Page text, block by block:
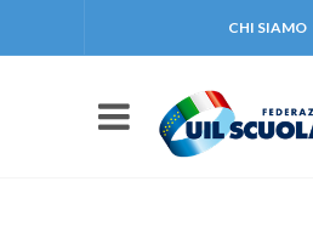
CHI SIAMO